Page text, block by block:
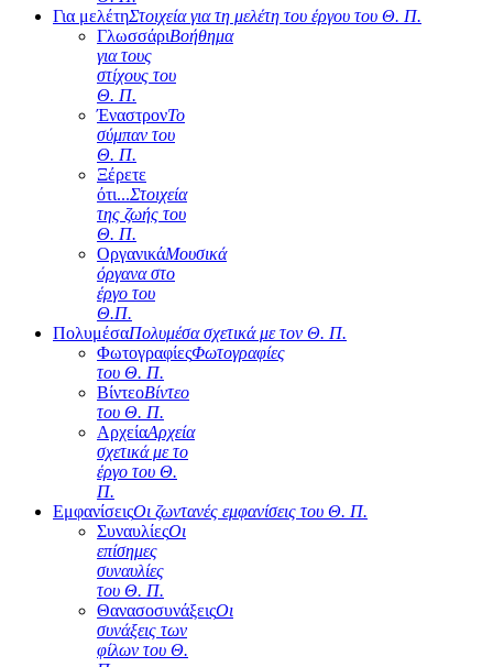
Για μελέτηΣτοιχεία για τη μελέτη του έργου του Θ. Π.
ΓλωσσάριΒοήθημα
για τους
στίχους του
Θ. Π.
ΈναστρονΤο
σύμπαν του
Θ. Π.
Ξέρετε
ότι...Στοιχεία
της ζωής του
Θ. Π.
ΟργανικάΜουσικά
όργανα στο
έργο του
Θ.Π.
ΠολυμέσαΠολυμέσα σχετικά με τον Θ. Π.
ΦωτογραφίεςΦωτογραφίες
του Θ. Π.
ΒίντεοΒίντεο
του Θ. Π.
ΑρχείαΑρχεία
σχετικά με το
έργο του Θ.
Π.
ΕμφανίσειςΟι ζωντανές εμφανίσεις του Θ. Π.
ΣυναυλίεςΟι
επίσημες
συναυλίες
του Θ. Π.
ΘανασοσυνάξειςΟι
συνάξεις των
φίλων του Θ.